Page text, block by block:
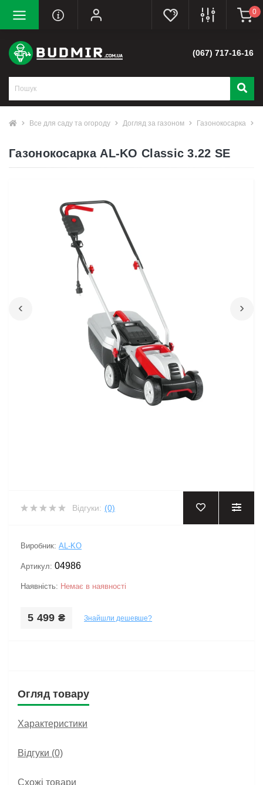
0
(067) 717-16-16
Все для саду та огороду Догляд за газоном Газонокосарка
Газонокосарка AL-KO Classic 3.22 SE
‹ ›
‹ ›
Відгуки: (0)
Виробник: AL-KO
Артикул: 04986
Наявність: Немає в наявності
5 499 ₴ Знайшли дешевше?
Огляд товару
Характеристики
Відгуки (0)
Схожі товари